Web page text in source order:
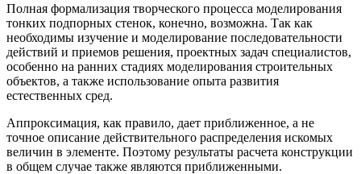
Полная формализация творческого процесса моделирования
тонких подпорных стенок, конечно, возможна. Так как
необходимы изучение и моделирование последовательности
действий и приемов решения, проектных задач специалистов,
особенно на ранних стадиях моделирования строительных
объектов, а также использование опыта развития
естественных сред.
Аппроксимация, как правило, дает приближенное, а не
точное описание действительного распределения искомых
величин в элементе. Поэтому результаты расчета конструкции
в общем случае также являются приближенными.